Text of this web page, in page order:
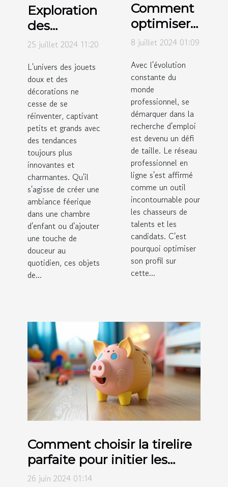
Exploration
des
tendances
en jouets
doux et
décorations
25 juillet 2024 11:20
L'univers des jouets
doux et des
décorations ne
cesse de se
réinventer, captivant
petits et grands avec
des tendances
toujours plus
innovantes et
charmantes. Qu'il
s'agisse de créer une
ambiance féerique
dans une chambre
d'enfant ou d'ajouter
une touche de
douceur au
quotidien, ces objets
de...
Comment
optimiser
votre profil
pour la
recherche
d'emploi
8 juillet 2024 01:09
Avec l'évolution
constante du
monde
professionnel, se
démarquer dans la
recherche d'emploi
est devenu un défi
de taille. Le réseau
professionnel en
ligne s'est affirmé
comme un outil
incontournable pour
les chasseurs de
talents et les
candidats. C'est
pourquoi optimiser
son profil sur
cette...
Comment choisir la tirelire
parfaite pour initier les
enfants à l'épargne
26 juin 2024 01:14